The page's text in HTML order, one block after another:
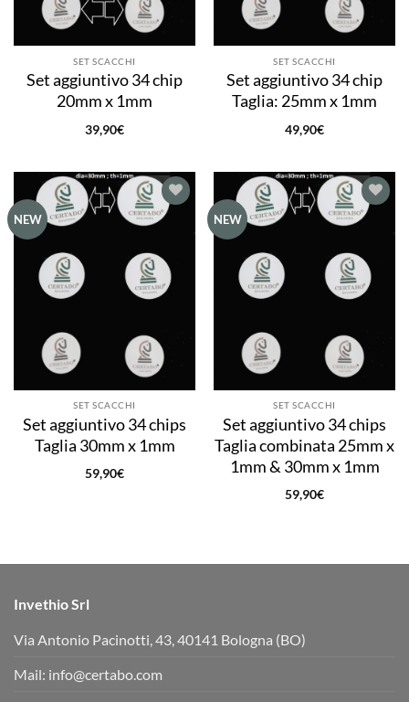
SET SCACCHI
Set aggiuntivo 34 chip
20mm x 1mm
39,90€
SET SCACCHI
Set aggiuntivo 34 chip
Taglia: 25mm x 1mm
49,90€
NEW
Aggiungi
alla lista
desideri
SET SCACCHI
Set aggiuntivo 34 chips
Taglia 30mm x 1mm
59,90€
NEW
Aggiungi
alla lista
desideri
SET SCACCHI
Set aggiuntivo 34 chips
Taglia combinata 25mm x
1mm & 30mm x 1mm
59,90€
Invethio Srl
Via Antonio Pacinotti, 43, 40141 Bologna (BO)
Mail: info@certabo.com